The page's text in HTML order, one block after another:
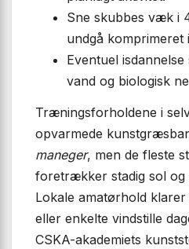
Sne skubbes væk i
undgå komprimeret
Eventuel
vand og biologisk
Træningsforholdene i
opvarmede
maneger, men de fleste
foretrækker stadig sol og
Lokale amatørhold klarer
eller enkelte vindstille
CSKA-akademiets